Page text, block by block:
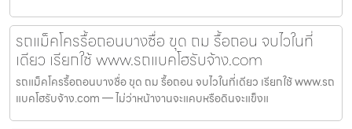
รถแม็คโครรื้อถอนบางซื่อ ขุด ถม รื้อถอน จบไวในที่
เดียว เรียกใช้ www.รถแบคโฮรับจ้าง.com
รถแม็คโครรื้อถอนบางซื่อ ขุด ถม รื้อถอน จบไวในที่เดียว เรียกใช้ www.รถ
แบคโฮรับจ้าง.com — ไม่ว่าหน้างานจะแคบหรือดินจะแข็งแ